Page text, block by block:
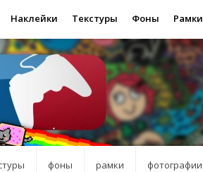
Наклейки Текстуры Фоны Рамки
фоны рамки фотографии